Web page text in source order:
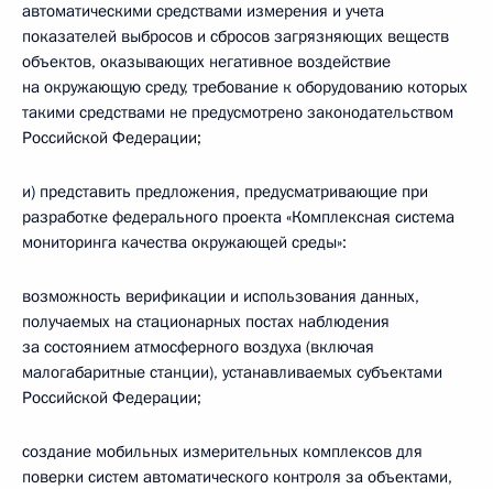
автоматическими средствами измерения и учета
показателей выбросов и сбросов загрязняющих веществ
объектов, оказывающих негативное воздействие
на окружающую среду, требование к оборудованию которых
такими средствами не предусмотрено законодательством
Российской Федерации;
и) представить предложения, предусматривающие при
разработке федерального проекта «Комплексная система
мониторинга качества окружающей среды»:
возможность верификации и использования данных,
получаемых на стационарных постах наблюдения
за состоянием атмосферного воздуха (включая
малогабаритные станции), устанавливаемых субъектами
Российской Федерации;
создание мобильных измерительных комплексов для
поверки систем автоматического контроля за объектами,